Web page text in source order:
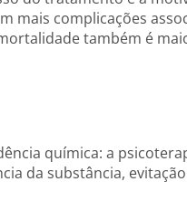
mais complicações
também é
química: a
da substância,